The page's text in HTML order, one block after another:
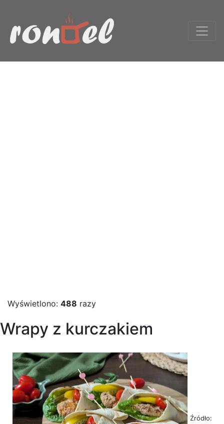
Wyświetlono: 488 razy
Wrapy z kurczakiem
Źródło: